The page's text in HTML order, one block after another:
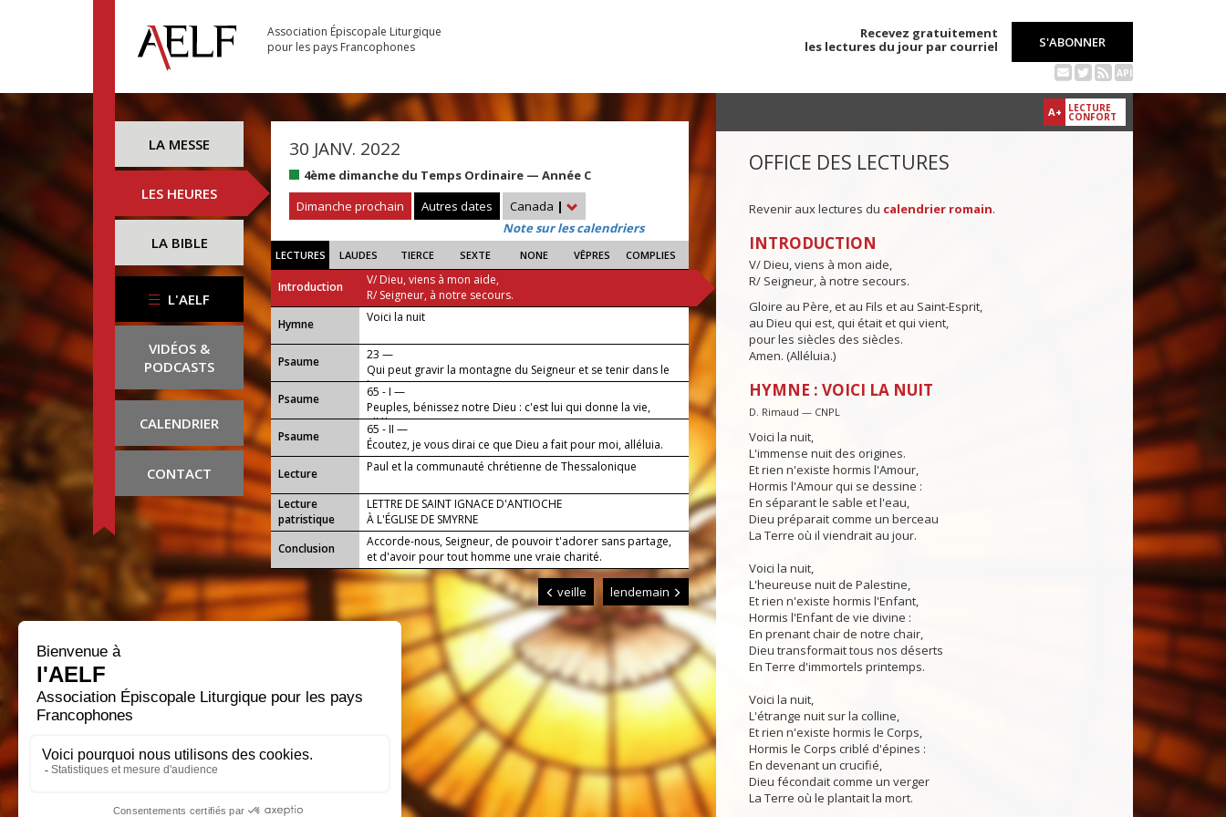
Association Épiscopale Liturgique
pour les pays Francophones
Recevez gratuitement
les lectures du jour par courriel
S'ABONNER
API
LA MESSE
LES HEURES
LA BIBLE
L'AELF
VIDÉOS &
PODCASTS
CALENDRIER
CONTACT
30 JANV. 2022
4ème dimanche du Temps Ordinaire — Année C
Dimanche prochain
Autres dates Canada |
Note sur les calendriers
LECTURES LAUDES TIERCE SEXTE NONE VÊPRES COMPLIES
Introduction
V/ Dieu, viens à mon aide,
R/ Seigneur, à notre secours.
...
Hymne Voici la nuit
Psaume
23 —
Qui peut gravir la montagne du Seigneur et se tenir dans le
lieu saint ?
Psaume
65 - I —
Peuples, bénissez notre Dieu : c'est lui qui donne la vie,
alléluia.
Psaume
65 - II —
Écoutez, je vous dirai ce que Dieu a fait pour moi, alléluia.
Lecture
Paul et la communauté chrétienne de Thessalonique
Lecture
patristique
LETTRE DE SAINT IGNACE D'ANTIOCHE
À L'ÉGLISE DE SMYRNE
Conclusion
Accorde-nous, Seigneur, de pouvoir t'adorer sans partage,
et d'avoir pour tout homme une vraie charité.
veille lendemain
A+ LECTURE
CONFORT
OFFICE DES LECTURES
Revenir aux lectures du calendrier romain.
INTRODUCTION
V/ Dieu, viens à mon aide,
R/ Seigneur, à notre secours.
Gloire au Père, et au Fils et au Saint-Esprit,
au Dieu qui est, qui était et qui vient,
pour les siècles des siècles.
Amen. (Alléluia.)
HYMNE : VOICI LA NUIT
D. Rimaud — CNPL
Voici la nuit,
L'immense nuit des origines.
Et rien n'existe hormis l'Amour,
Hormis l'Amour qui se dessine :
En séparant le sable et l'eau,
Dieu préparait comme un berceau
La Terre où il viendrait au jour.
Voici la nuit,
L'heureuse nuit de Palestine,
Et rien n'existe hormis l'Enfant,
Hormis l'Enfant de vie divine :
En prenant chair de notre chair,
Dieu transformait tous nos déserts
En Terre d'immortels printemps.
Voici la nuit,
L'étrange nuit sur la colline,
Et rien n'existe hormis le Corps,
Hormis le Corps criblé d'épines :
En devenant un crucifié,
Dieu fécondait comme un verger
La Terre où le plantait la mort.